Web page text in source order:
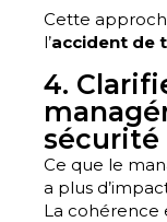
Cette
l’accident de
4.
sécurité
Ce que le
a plus
La cohérence